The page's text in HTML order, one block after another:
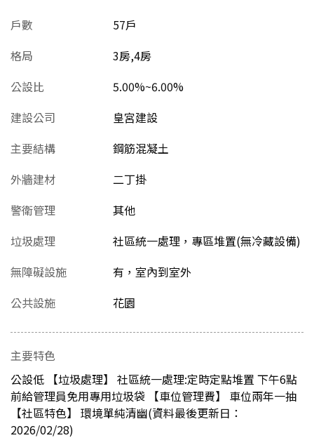
戶數
57戶
格局
3房,4房
公設比
5.00%~6.00%
建設公司
皇宮建設
主要結構
鋼筋混凝土
外牆建材
二丁掛
警衛管理
其他
垃圾處理
社區統一處理，專區堆置(無冷藏設備)
無障礙設施
有，室內到室外
公共設施
花園
主要特色
公設低 【垃圾處理】 社區統一處理:定時定點堆置 下午6點
前給管理員免用專用垃圾袋 【車位管理費】 車位兩年一抽
【社區特色】 環境單純清幽(資料最後更新日：
2026/02/28)